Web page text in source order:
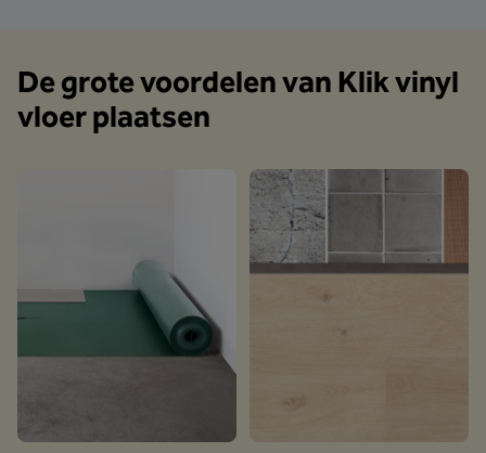
De grote voordelen van Klik vinyl
vloer plaatsen